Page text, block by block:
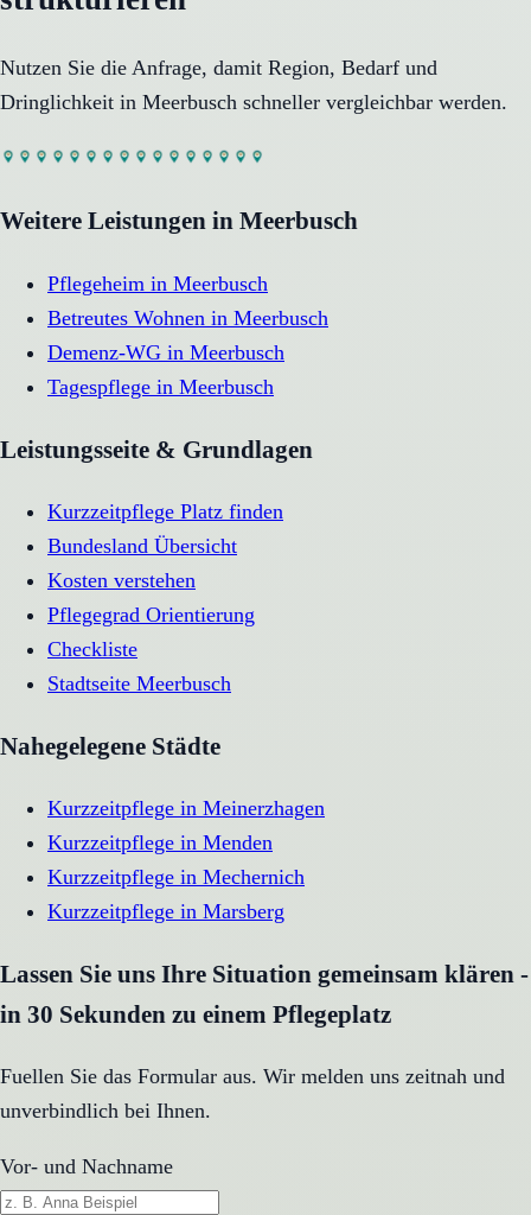
Nutzen Sie die Anfrage, damit Region, Bedarf und
Dringlichkeit in Meerbusch schneller vergleichbar werden.
Weitere Leistungen in Meerbusch
Pflegeheim in Meerbusch
Betreutes Wohnen in Meerbusch
Demenz-WG in Meerbusch
Tagespflege in Meerbusch
Leistungsseite & Grundlagen
Kurzzeitpflege Platz finden
Bundesland Übersicht
Kosten verstehen
Pflegegrad Orientierung
Checkliste
Stadtseite Meerbusch
Nahegelegene Städte
Kurzzeitpflege in Meinerzhagen
Kurzzeitpflege in Menden
Kurzzeitpflege in Mechernich
Kurzzeitpflege in Marsberg
Lassen Sie uns Ihre Situation gemeinsam klären -
in 30 Sekunden zu einem Pflegeplatz
Fuellen Sie das Formular aus. Wir melden uns zeitnah und
unverbindlich bei Ihnen.
Vor- und Nachname